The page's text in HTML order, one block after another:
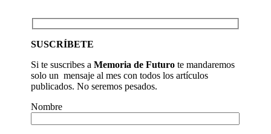
SUSCRÍBETE
Si te suscribes aMemoria de Futuro te mandaremos
solo un mensaje al mes con todos los artículos
publicados. No seremos pesados.
Nombre